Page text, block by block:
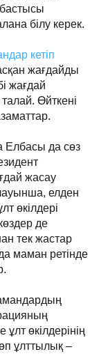
білу керек.
кетіп
жағдайды
жағдай
Өйткені
Елбасы да сөз
жасау
елден
өкілдері
де
тек жастар
маман ретінде
өкілдерінің
ұлттылық –